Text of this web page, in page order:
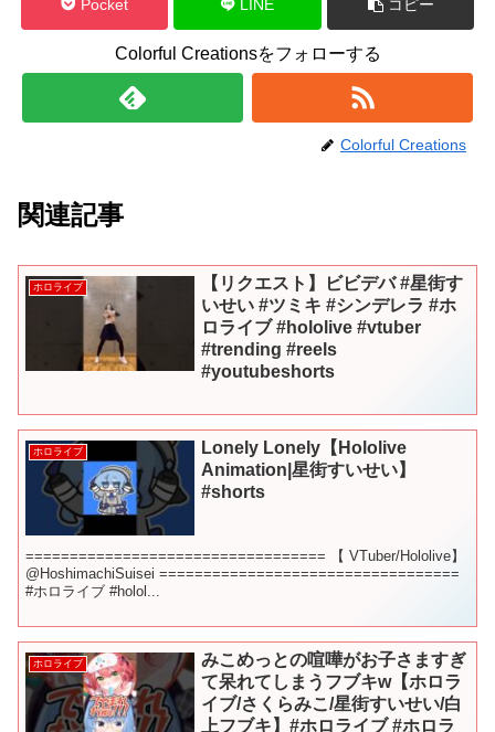
Pocket LINE コピー
Colorful Creationsをフォローする
Colorful Creations
関連記事
ホロライブ
【リクエスト】ビビデバ #星街す
いせい #ツミキ #シンデレラ #ホ
ロライブ #hololive #vtuber
#trending #reels
#youtubeshorts
ホロライブ
Lonely Lonely【Hololive
Animation|星街すいせい】
#shorts
================================== 【 VTuber/Hololive】
@HoshimachiSuisei ==================================
#ホロライブ #holol...
ホロライブ
みこめっとの喧嘩がお子さますぎ
て呆れてしまうフブキw【ホロラ
イブ/さくらみこ/星街すいせい/白
上フブキ】#ホロライブ #ホロラ